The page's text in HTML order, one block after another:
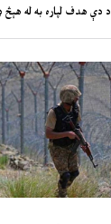
دې هدف لپاره به له